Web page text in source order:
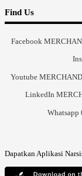
Find Us
Facebook
Youtube
LinkedIn
Whatsapp
Dapatkan Aplikasi